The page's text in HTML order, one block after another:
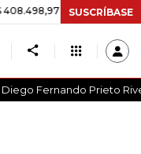
+$ 8.753,81 +2,19%
SUSCRÍBASE
Diego Fernando Prieto